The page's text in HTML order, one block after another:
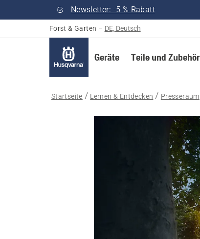
Newsletter: -5 % Rabatt
Forst & Garten – DE, Deutsch
Geräte Teile und Zubehör
Startseite Lernen & Entdecken Presseraum